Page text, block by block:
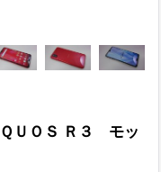
ＵＯＳ Ｒ３ モッ